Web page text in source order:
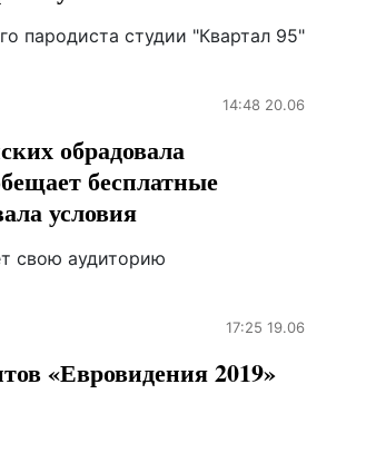
пародиста студии "Квартал 95"
14:48 20.06
обрадовала
бесплатные
условия
свою аудиторию
17:25 19.06
«Евровидения 2019»